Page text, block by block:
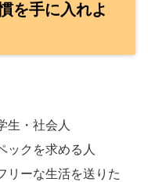
を手に入れよ
生・社会人
ックを求める人
リーな生活を送りた